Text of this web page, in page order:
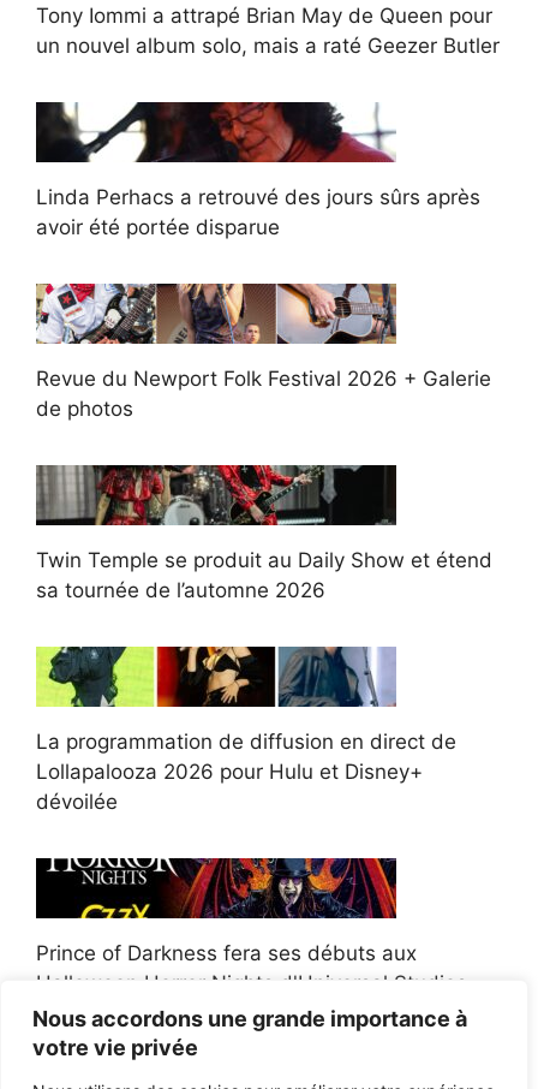
Nous accordons une grande importance à
votre vie privée
Tony Iommi a attrapé Brian May de Queen pour
un nouvel album solo, mais a raté Geezer Butler
Linda Perhacs a retrouvé des jours sûrs après
avoir été portée disparue
Revue du Newport Folk Festival 2026 + Galerie
de photos
Twin Temple se produit au Daily Show et étend
sa tournée de l’automne 2026
La programmation de diffusion en direct de
Lollapalooza 2026 pour Hulu et Disney+
dévoilée
Prince of Darkness fera ses débuts aux
Halloween Horror Nights d'Universal Studios